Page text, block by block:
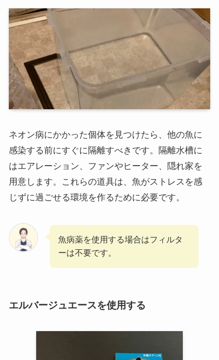
ネオン病にかかった個体を見つけたら、他の魚に
感染する前にすぐに隔離すべきです。隔離水槽に
はエアレーション、ファンやヒーター、隠れ家を
用意します。これらの道具は、魚がストレスを感
じずに過ごせる環境を作るために必要です。
魚病薬を使用する場合はフィルタ
ーは不要です。
エルバージュエースを使用する